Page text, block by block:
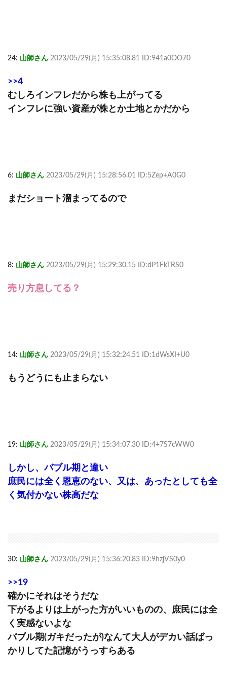
24: 山師さん 2023/05/29(月) 15:35:08.81 ID:941a0OO70
>>4
むしろインフレだから株も上がってる
インフレに強い資産が株とか土地とかだから
6: 山師さん 2023/05/29(月) 15:28:56.01 ID:5Zep+A0G0
まだショート溜まってるので
8: 山師さん 2023/05/29(月) 15:29:30.15 ID:dP1FkTRS0
売り方息してる？
14: 山師さん 2023/05/29(月) 15:32:24.51 ID:1dWsXI+U0
もうどうにも止まらない
19: 山師さん 2023/05/29(月) 15:34:07.30 ID:4+7S7cWW0
しかし、バブル期と違い
庶民には全く恩恵のない、又は、あったとしても全
く気付かない株高だな
30: 山師さん 2023/05/29(月) 15:36:20.83 ID:9hzjVS0y0
>>19
確かにそれはそうだな
下がるよりは上がった方がいいものの、庶民には全
く実感ないよな
バブル期(ガキだったが)なんて大人がデカい話ばっ
かりしてた記憶がうっすらある